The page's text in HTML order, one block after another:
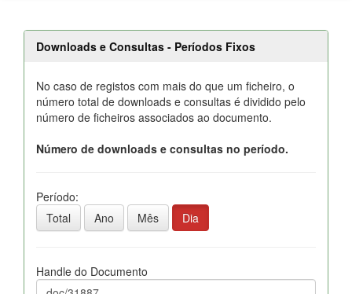
Downloads e Consultas - Períodos Fixos
No caso de registos com mais do que um ficheiro, o
número total de downloads e consultas é dividido pelo
número de ficheiros associados ao documento.
Número de downloads e consultas no período.
Período:
Total
Ano Mês Dia
Handle do Documento